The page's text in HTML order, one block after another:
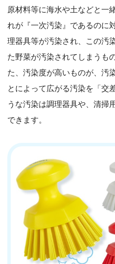
原材料等に海水や土などと一
れが『一次汚染』であるのに
理器具等が汚染され、この汚
た野菜が汚染されてしまうも
た、汚染度が高いものが、汚
とによって広がる汚染を「交
うな汚染は調理器具や、清掃
できます。